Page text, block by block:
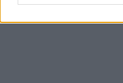
Ιδιοκτήτρια
ΑΦΜ: 801093076, Δ.Ο.Υ.: ΚΕΦΟΔΕ